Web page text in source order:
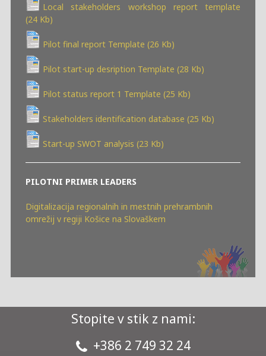
Local stakeholders workshop report template
(24 Kb)
Pilot final report Template (26 Kb)
Pilot start-up desription Template (28 Kb)
Pilot status report 1 Template (25 Kb)
Stakeholders identification database (25 Kb)
Start-up SWOT analysis (23 Kb)
PILOTNI PRIMER LEADERS
Digitalizacija regionalnih in mestnih prehrambnih
omrežij v regiji Košice na Slovaškem
Stopite v stik z nami:
+386 2 749 32 24